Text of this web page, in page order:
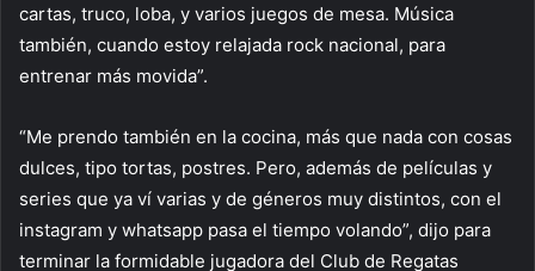
cartas, truco, loba, y varios juegos de mesa. Música
también, cuando estoy relajada rock nacional, para
entrenar más movida”.
“Me prendo también en la cocina, más que nada con cosas
dulces, tipo tortas, postres. Pero, además de películas y
series que ya ví varias y de géneros muy distintos, con el
instagram y whatsapp pasa el tiempo volando”, dijo para
terminar la formidable jugadora del Club de Regatas